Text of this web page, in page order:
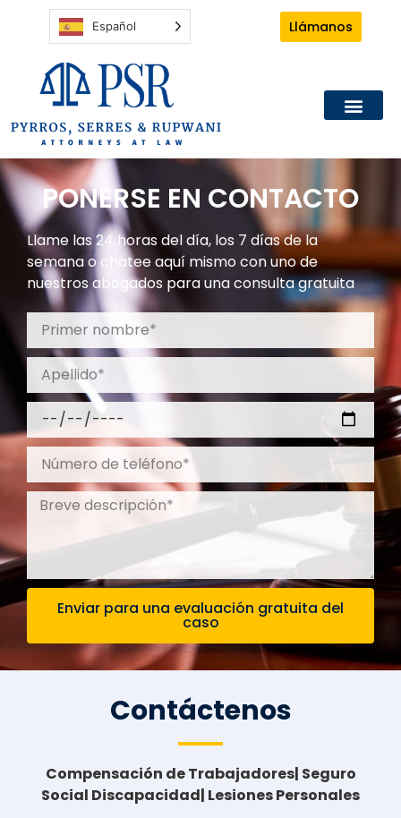
Español Llámanos
PONERSE EN CONTACTO
Llame las 24 horas del día, los 7 días de la
semana o chatee aquí mismo con uno de
nuestros abogados para una consulta gratuita
Enviar para una evaluación gratuita del
caso
Contáctenos
Compensación de Trabajadores| Seguro
Social Discapacidad| Lesiones Personales